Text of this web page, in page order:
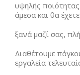
υψηλής
άμεσα και θα
ξανά μαζί σας,
Διαθέτουμε
εργαλεία